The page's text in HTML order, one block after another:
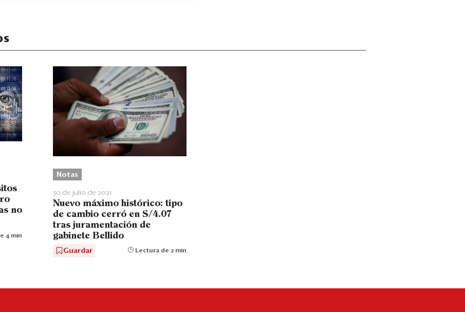
no
4 min
Notas
30 de julio de 2021
Nuevo máximo histórico: tipo
de cambio cerró en S/4.07
tras juramentación de
gabinete Bellido
Guardar Lectura de 2 min